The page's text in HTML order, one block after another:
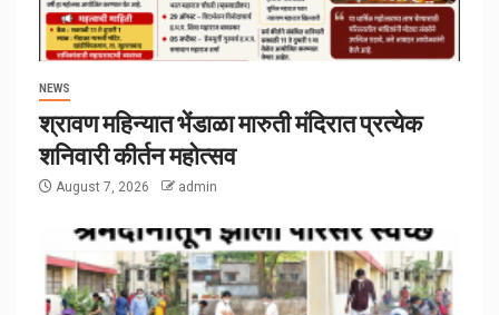
NEWS
श्रावण महिन्यात भेंडाळा मारुती मंदिरात प्रत्येक
शनिवारी कीर्तन महोत्सव
August 7, 2026 admin